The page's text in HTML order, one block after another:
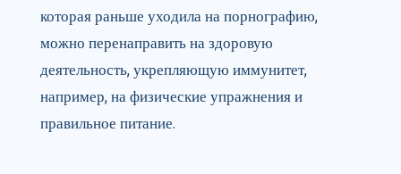
которая раньше уходила на порнографию,
можно перенаправить на здоровую
деятельность, укрепляющую иммунитет,
например, на физические упражнения и
правильное питание.